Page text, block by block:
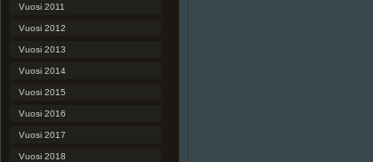
Vuosi 2011
Vuosi 2012
Vuosi 2013
Vuosi 2014
Vuosi 2015
Vuosi 2016
Vuosi 2017
Vuosi 2018